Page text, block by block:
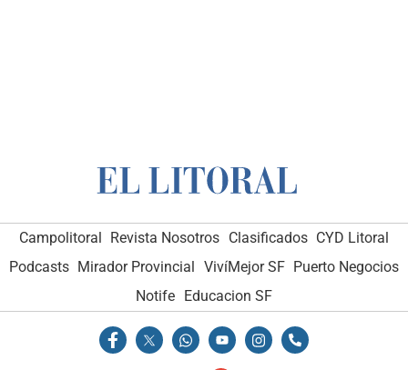
Campolitoral Revista Nosotros Clasificados CYD Litoral
Podcasts Mirador Provincial VivíMejor SF Puerto Negocios
Notife Educacion SF